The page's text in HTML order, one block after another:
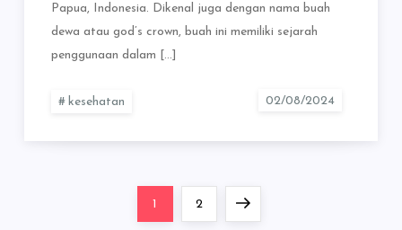
Papua, Indonesia. Dikenal juga dengan nama buah
dewa atau god’s crown, buah ini memiliki sejarah
penggunaan dalam […]
kesehatan
Page
1 Page
2 Next